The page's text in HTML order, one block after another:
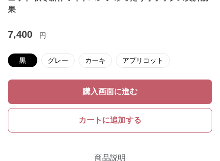
果
7,400 円
黒 グレー カーキ アプリコット
購入画面に進む
カートに追加する
商品説明